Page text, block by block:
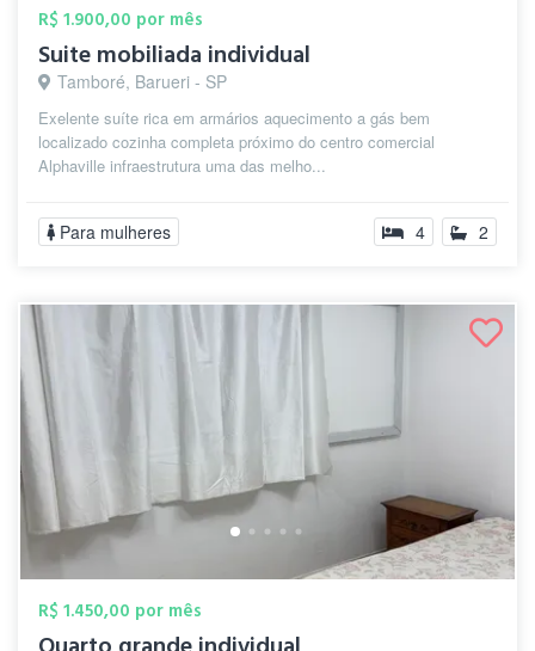
R$ 1.900,00 por mês
Suite mobiliada individual
Tamboré, Barueri - SP
Exelente suíte rica em armários aquecimento a gás bem
localizado cozinha completa próximo do centro comercial
Alphaville infraestrutura uma das melho...
Para mulheres 4 2
R$ 1.450,00 por mês